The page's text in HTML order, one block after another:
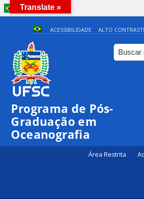
BRASIL
ACESSIBILIDADE ALTO
Programa de Pós-
Graduação em
Oceanografia
Área Restrita
Translate »